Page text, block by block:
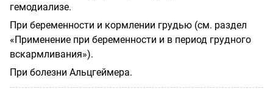
гемодиализе.
При беременности и кормлении грудью (см. раздел
«Применение при беременности и в период грудного
вскармливания»).
При болезни Альцгеймера.